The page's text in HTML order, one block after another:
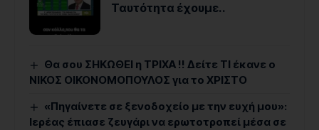
Ταυτότητα έχουμε..
Θα σου ΣΗΚΩΘΕΙ η ΤΡΙΧΑ !! Δείτε ΤΙ έκανε ο
ΝΙΚΟΣ ΟΙΚΟΝΟΜΟΠΟΥΛΟΣ για το ΧΡΙΣΤΟ
«Πηγαίνετε σε ξενοδοχείο με την ευχή μου»:
Ιερέας έπιασε ζευγάρι να ερωτοτροπεί μέσα σε